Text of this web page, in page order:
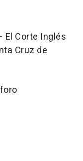
El Corte Inglés
Cruz de